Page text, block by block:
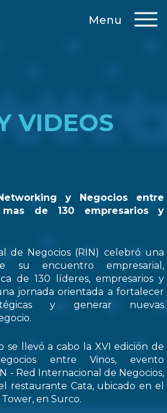
Menu
VIDEOS
y Negocios entre
de 130 empresarios y
de Negocios (RIN) celebró una
su encuentro empresarial,
de 130 líderes, empresarios y
jornada orientada a fortalecer
y generar nuevas
se llevó a cabo la XVI edición de
entre Vinos, evento
- Red Internacional de Negocios,
restaurante Cata, ubicado en el
en Surco.